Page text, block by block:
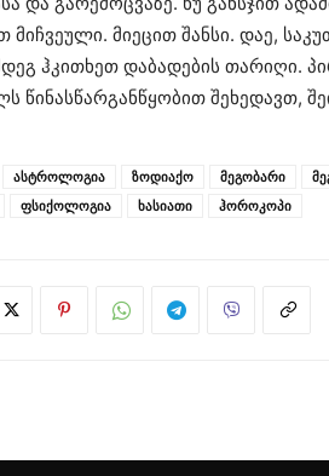
მიჩვეული. მიეცით შანსი. დაე,
ჰკითხეთ დაბადების თარიღი.
წინასწარგანწყობით შეხედავთ,
ასტროლოგია ზოდიაქო მეგობარი
ფსიქოლოგია ხასიათი ჰოროკოპი